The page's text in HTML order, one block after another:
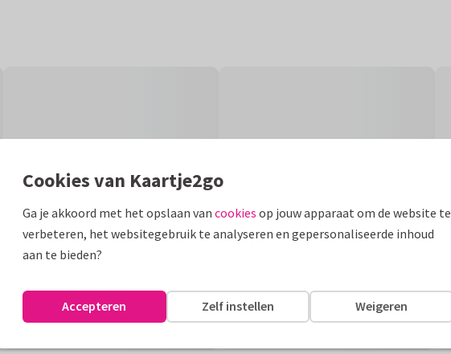
Cookies van Kaartje2go
Ga je akkoord met het opslaan van cookies op jouw apparaat om de website te
verbeteren, het websitegebruik te analyseren en gepersonaliseerde inhoud
aan te bieden?
Weigeren
Zelf instellen
Accepteren